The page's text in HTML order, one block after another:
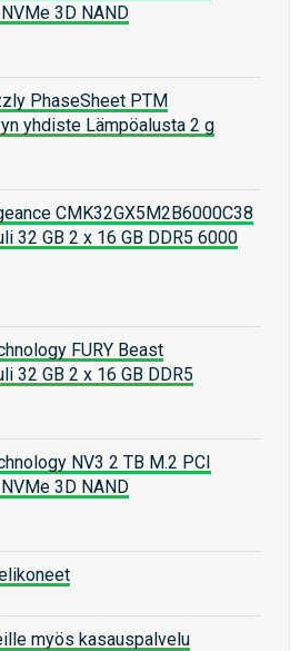
3D NAND
PhaseSheet PTM
yhdiste Lämpöalusta 2 g
CMK32GX5M2B6000C38
32 GB 2 x 16 GB DDR5 6000
FURY Beast
32 GB 2 x 16 GB DDR5
NV3 2 TB M.2 PCI
3D NAND
myös kasauspalvelu